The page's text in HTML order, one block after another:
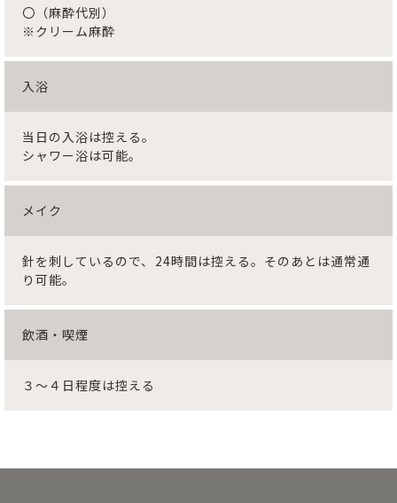
〇（麻酔代別）
※クリーム麻酔
入浴
当日の入浴は控える。
シャワー浴は可能。
メイク
針を刺しているので、24時間は控える。そのあとは通常通
り可能。
飲酒・喫煙
３～４日程度は控える